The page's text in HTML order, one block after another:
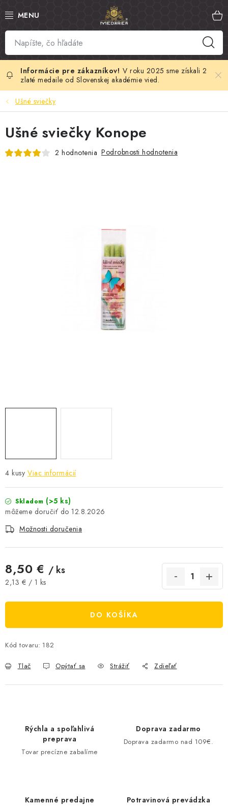
na
SLOVENSKÝ MED
MANUKA MED
VČELÍ PEĽ
MATERSKÁ KAŠIČKA
MEDOVÉ DARČEKOVÉ SETY
DOPLNKY KU VČELÍM PRODUKTOM
VÝŽIVOVÉ DOPLNKY
Kamenná predajňa
Napísali o nás
Najčastejšie otázky FAQ
V roku 2025 sme získali 2
zlaté medaile od Slovenskej akadémie vied.
Ušné sviečky
4 kusy Viac informácií
Skladom (>5 ks)
12.8.2026
Možnosti doručenia
8,50 € / ks
Jednotková cena:
2,13 € / 1 ks
DO KOŠÍKA
Kód tovaru: 182
Tlač Opýtať sa Strážiť Zdieľať
Ušné sviečky Konope
2 hodnotenia Podrobnosti hodnotenia
Rýchla a spoľahlivá
preprava
Tovar precízne zabalíme
Doprava zadarmo
Doprava zadarmo nad 109€.
Kamenné predajne Potravinová prevádzka